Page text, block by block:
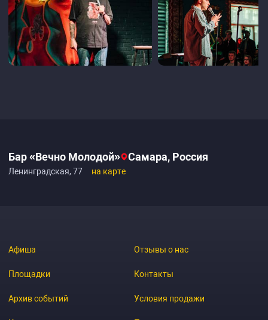
Бар «Вечно Молодой»‎ Самара, Россия
Ленинградская, 77 на карте
Афиша
Площадки
Архив событий
Отзывы о нас
Контакты
Условия продажи